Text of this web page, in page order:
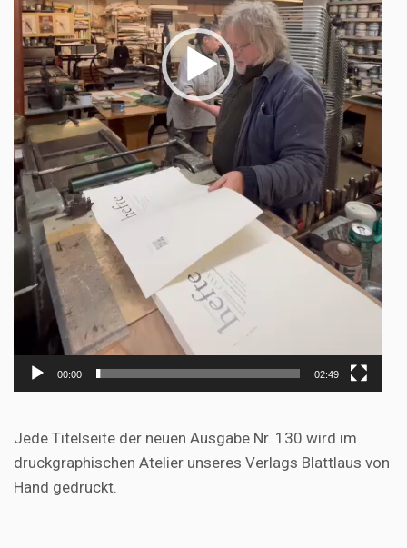
00:00 02:49
Jede Titelseite der neuen Ausgabe Nr. 130 wird im
druckgraphischen Atelier unseres Verlags Blattlaus von
Hand gedruckt.